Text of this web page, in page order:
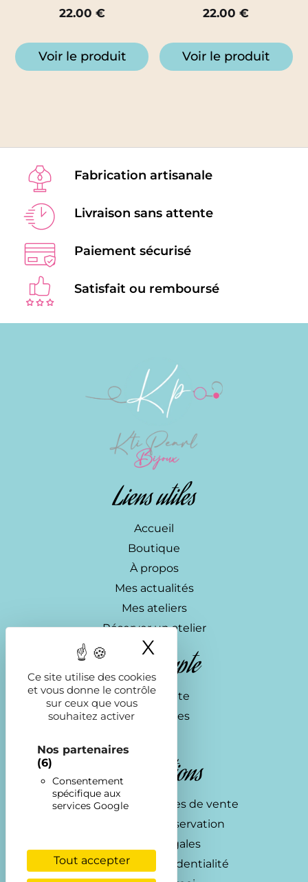
Ce site utilise des cookies
et vous donne le contrôle
sur ceux que vous
souhaitez activer
Nos partenaires
(6)
Consentement
spécifique aux
services Google
Tout accepter
X Masquer le
22.00 €
Voir le produit
22.00€
Voir le produit
Fabrication artisanale
Livraison sans attente
Paiement sécurisé
Satisfait ou remboursé
Liens utiles
Accueil
Boutique
À propos
Mes actualités
Mes ateliers
Réserver un atelier
Mon compte
Mon compte
Commandes
Informations
Conditions générales de vente
Conditions de réservation
Mentions légales
Politique de confidentialité